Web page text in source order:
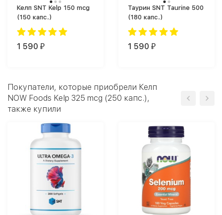
Келп SNT Kelp 150 mcg
(150 капс.)
1 590 ₽
Таурин SNT Taurine 500
(180 капс.)
1 590 ₽
Покупатели, которые приобрели Келп
NOW Foods Kelp 325 mcg (250 капс.),
также купили